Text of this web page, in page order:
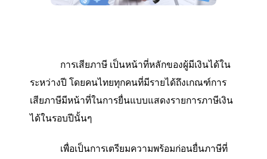
การเสียภาษี เป็นหน้าที่หลักของผู้มีเงินได้
ระหว่างปี โดยคนไทยทุกคนที่มีรายได้ถึงเกณฑ์กา